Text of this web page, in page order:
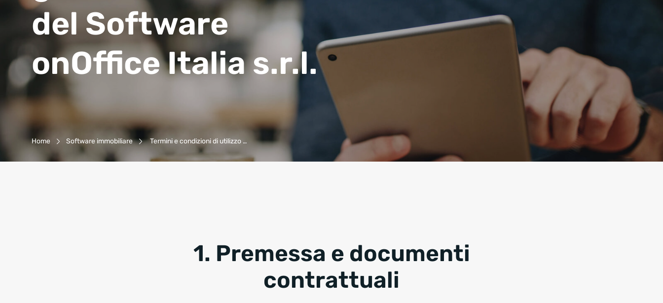
del Software
onOffice Italia s.r.l.
Navigazione Breadcrumb
Home Software immobiliare Termini e condizioni di utilizzo …
1. Premessa e documenti
contrattuali